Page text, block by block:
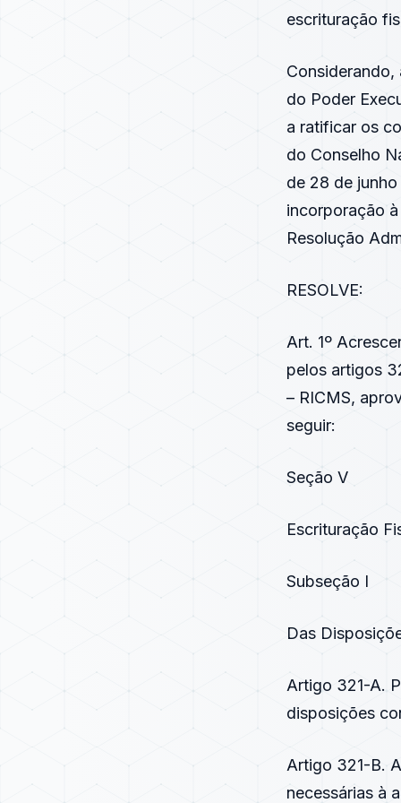
escrituração
do Poder
a ratificar os
do Conselho
de 28 de junho
incorporação
Resolução
RESOLVE:
Art. 1º
pelos artigos
– RICMS,
seguir:
Seção V
Escrituração
Subseção I
Das
Artigo 321-A.
disposições
Artigo 321-B.
necessárias à